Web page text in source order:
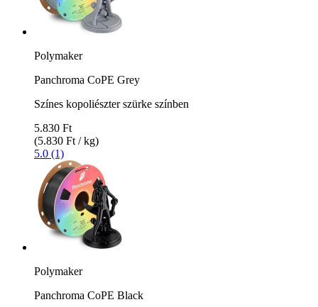
Polymaker
Panchroma CoPE Grey
Színes kopoliészter szürke színben
5.830 Ft
(5.830 Ft / kg)
5.0 (1)
Polymaker
Panchroma CoPE Black